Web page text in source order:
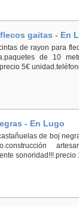
gaitas - En
de rayon para
de 10
5€
- En Lugo
de boj